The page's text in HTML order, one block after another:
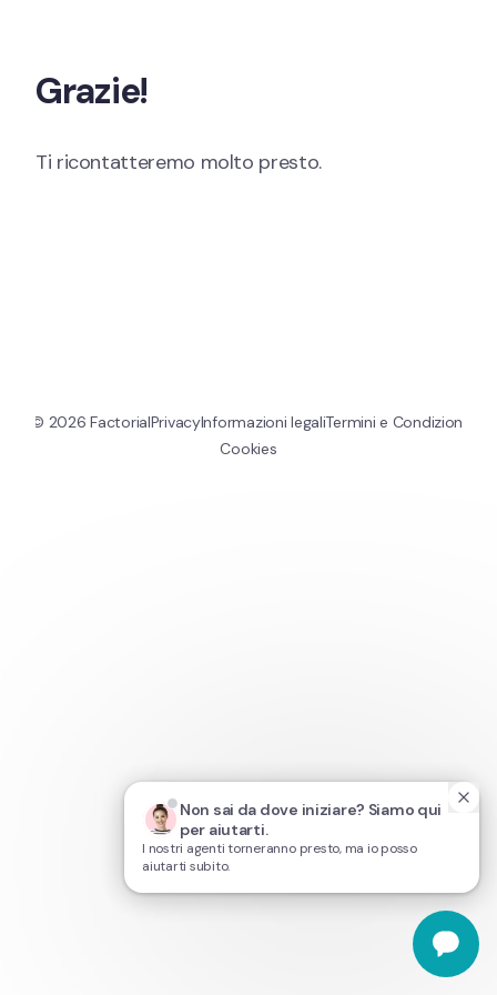
Grazie!
Ti ricontatteremo molto presto.
Non sai da dove iniziare? Siamo qui
per aiutarti.
I nostri agenti torneranno presto, ma io posso
aiutarti subito.
© 2026 FactorialPrivacyInformazioni legaliTermini e Condizioni
Cookies